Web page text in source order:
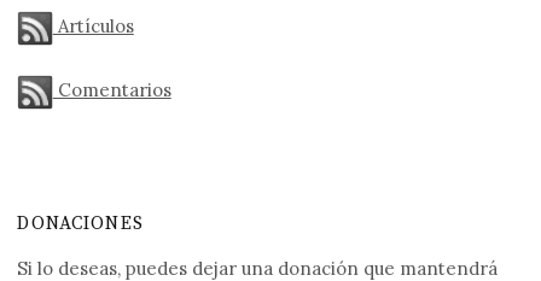
Artículos
Comentarios
DONACIONES
Si lo deseas, puedes dejar una donación que mantendrá